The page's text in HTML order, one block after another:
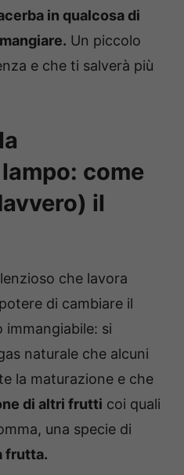
in qualcosa di
Un piccolo
e che ti salverà più
come
il
che lavora
di cambiare il
immangiabile: si
naturale che alcuni
la maturazione e che
di altri frutti coi quali
una specie di
frutta.